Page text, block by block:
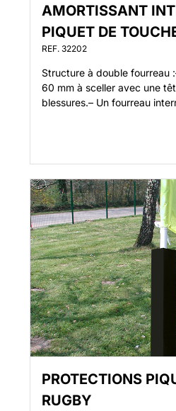
AMORTISSANT
PIQUET DE
REF. 32202
Structure à double fourreau
60 mm à sceller avec une
blessures.– Un fourreau
de blessures– éviter les […]
PROTECTIONS
RUGBY